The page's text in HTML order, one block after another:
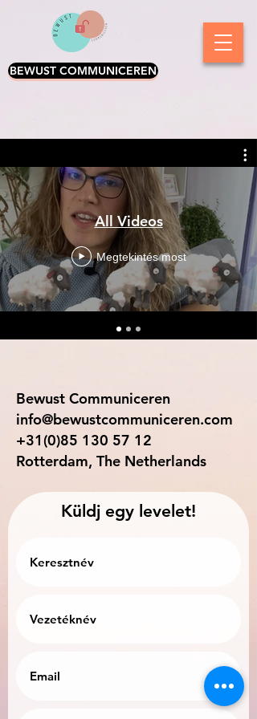
BEWUST COMMUNICEREN
All Videos
Megtekintés most
Bewust Communiceren
info@bewustcommuniceren.com
+31(0)85 130 57 12
Rotterdam, The Netherlands
Küldj egy levelet!